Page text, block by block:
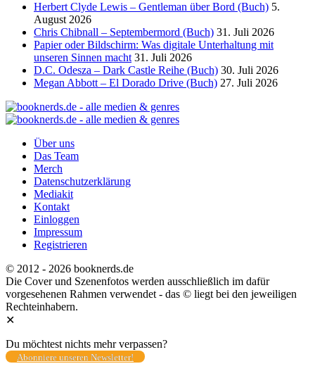
Herbert Clyde Lewis – Gentleman über Bord (Buch) 5.
August 2026
Chris Chibnall – Septembermord (Buch) 31. Juli 2026
Papier oder Bildschirm: Was digitale Unterhaltung mit
unseren Sinnen macht 31. Juli 2026
D.C. Odesza – Dark Castle Reihe (Buch) 30. Juli 2026
Megan Abbott – El Dorado Drive (Buch) 27. Juli 2026
Über uns
Das Team
Merch
Datenschutzerklärung
Mediakit
Kontakt
Einloggen
Impressum
Registrieren
© 2012 - 2026 booknerds.de
Die Cover und Szenenfotos werden ausschließlich im dafür
vorgesehenen Rahmen verwendet - das © liegt bei den jeweiligen
Rechteinhabern.
✕
Du möchtest nichts mehr verpassen?
Abonniere unseren Newsletter!